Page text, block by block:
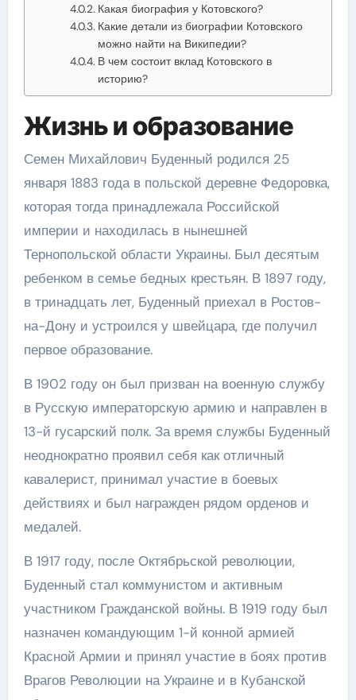
Какая биография у Котовского?
Какие детали из биографии Котовского
можно найти на Википедии?
В чем состоит вклад Котовского в
историю?
Жизнь и образование
Семен Михайлович Буденный родился 25
января 1883 года в польской деревне Федоровка,
которая тогда принадлежала Российской
империи и находилась в нынешней
Тернопольской области Украины. Был десятым
ребенком в семье бедных крестьян. В 1897 году,
в тринадцать лет, Буденный приехал в Ростов-
на-Дону и устроился у швейцара, где получил
первое образование.
В 1902 году он был призван на военную службу
в Русскую императорскую армию и направлен в
13-й гусарский полк. За время службы Буденный
неоднократно проявил себя как отличный
кавалерист, принимал участие в боевых
действиях и был награжден рядом орденов и
медалей.
В 1917 году, после Октябрьской революции,
Буденный стал коммунистом и активным
участником Гражданской войны. В 1919 году был
назначен командующим 1-й конной армией
Красной Армии и принял участие в боях против
Врагов Революции на Украине и в Кубанской